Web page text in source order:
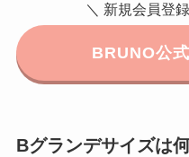
＼ 新規会員登
BRUNO公
Bグランデサイズは